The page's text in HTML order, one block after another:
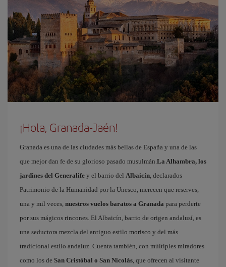
¡Hola, Granada-Jaén!
Granada es una de las ciudades más bellas de España y una de las
que mejor dan fe de su glorioso pasado musulmán. La Alhambra, los
jardines del Generalife y el barrio del Albaicín , declarados
Patrimonio de la Humanidad por la Unesco, merecen que reserves,
una y mil veces, nuestros vuelos baratos a Granada para perderte
por sus mágicos rincones. El Albaicín, barrio de origen andalusí, es
una seductora mezcla del antiguo estilo morisco y del más
tradicional estilo andaluz. Cuenta también, con múltiples miradores
como los de San Cristóbal o San Nicolás , que ofrecen al visitante